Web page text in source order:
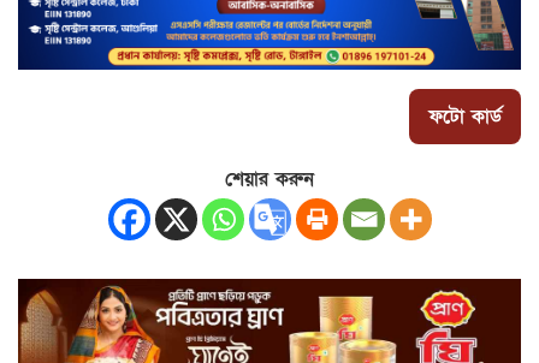
ফটো কার্ড
শেয়ার করুন